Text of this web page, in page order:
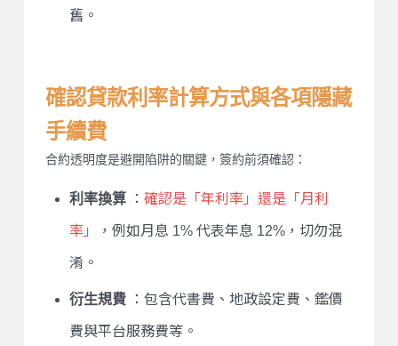
舊。
確認貸款利率計算方式與各項隱藏
手續費
合約透明度是避開陷阱的關鍵，簽約前須確認：
利率換算： 確認是「年利率」還是「月利
率」 ，例如月息 1% 代表年息 12%，切勿混
淆。
衍生規費：包含代書費、地政設定費、鑑價
費與平台服務費等。